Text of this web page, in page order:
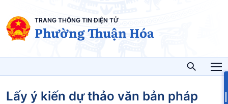
TRANG THÔNG TIN ĐIỆN TỬ
Phường Thuận Hóa
Lấy ý kiến dự thảo văn bản pháp